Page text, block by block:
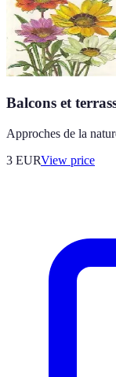
Balcons et
Approches de la
3 EURView price